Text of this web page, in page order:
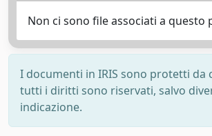
Non ci sono file associati a questo
I documenti in IRIS sono protetti da
tutti i diritti sono riservati, salvo
indicazione.